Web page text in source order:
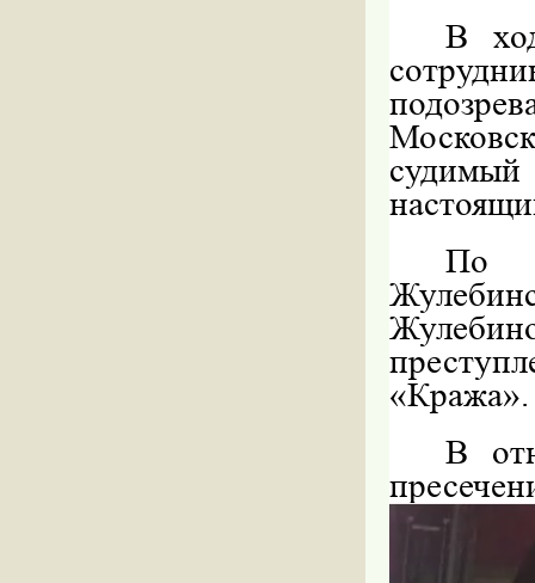
В
По
«Кража».
В